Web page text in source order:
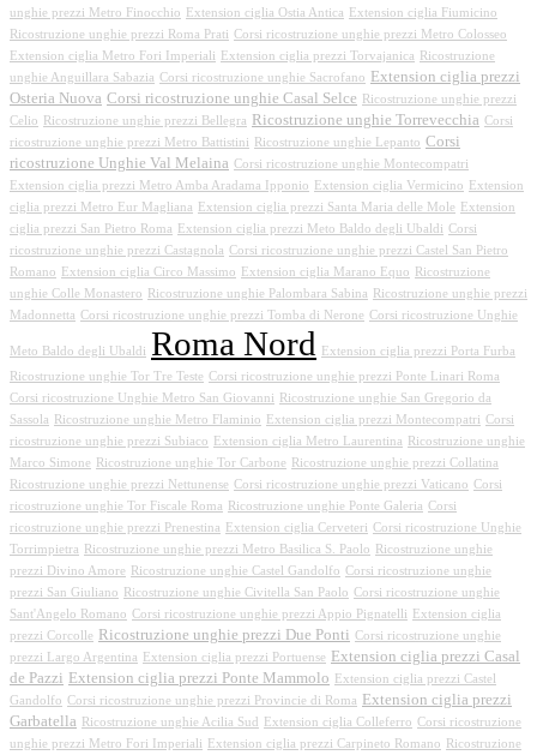
unghie prezzi Metro Finocchio
Extension ciglia Ostia Antica
Extension ciglia Fiumicino
Ricostruzione unghie prezzi Roma Prati Corsi ricostruzione unghie prezzi Metro Colosseo
Extension ciglia Metro Fori Imperiali
Extension ciglia prezzi Torvajanica
Ricostruzione
unghie Anguillara Sabazia Corsi ricostruzione unghie Sacrofano
Extension ciglia prezzi
Osteria Nuova Corsi ricostruzione unghie Casal Selce
Ricostruzione unghie prezzi
Celio
Ricostruzione unghie prezzi Bellegra Ricostruzione unghie Torrevecchia Corsi
ricostruzione unghie prezzi Metro Battistini
Ricostruzione unghie Lepanto Corsi
ricostruzione Unghie Val Melaina Corsi ricostruzione unghie Montecompatri
Extension ciglia prezzi Metro Amba Aradama Ipponio
Extension ciglia Vermicino
Extension
ciglia prezzi Metro Eur Magliana
Extension ciglia prezzi Santa Maria delle Mole
Extension
ciglia prezzi San Pietro Roma
Extension ciglia prezzi Meto Baldo degli Ubaldi Corsi
ricostruzione unghie prezzi Castagnola Corsi ricostruzione unghie prezzi Castel San Pietro
Romano
Extension ciglia Circo Massimo Extension ciglia Marano Equo
Ricostruzione
unghie Colle Monastero
Ricostruzione unghie Palombara Sabina
Ricostruzione unghie prezzi
Madonnetta Corsi ricostruzione unghie prezzi Tomba di Nerone Corsi ricostruzione Unghie
Meto Baldo degli Ubaldi Roma Nord
Extension ciglia prezzi Porta Furba
Ricostruzione unghie Tor Tre Teste Corsi ricostruzione unghie prezzi Ponte Linari Roma
Corsi ricostruzione Unghie Metro San Giovanni
Ricostruzione unghie San Gregorio da
Sassola
Ricostruzione unghie Metro Flaminio Extension ciglia prezzi Montecompatri Corsi
ricostruzione unghie prezzi Subiaco
Extension ciglia Metro Laurentina
Ricostruzione unghie
Marco Simone
Ricostruzione unghie Tor Carbone
Ricostruzione unghie prezzi Collatina
Ricostruzione unghie prezzi Nettunense Corsi ricostruzione unghie prezzi Vaticano Corsi
ricostruzione unghie Tor Fiscale Roma
Ricostruzione unghie Ponte Galeria Corsi
ricostruzione unghie prezzi Prenestina
Extension ciglia Cerveteri Corsi ricostruzione Unghie
Torrimpietra
Ricostruzione unghie prezzi Metro Basilica S. Paolo
Ricostruzione unghie
prezzi Divino Amore
Ricostruzione unghie Castel Gandolfo Corsi ricostruzione unghie
prezzi San Giuliano
Ricostruzione unghie Civitella San Paolo Corsi ricostruzione unghie
Sant'Angelo Romano Corsi ricostruzione unghie prezzi Appio Pignatelli
Extension ciglia
prezzi Corcolle
Ricostruzione unghie prezzi Due Ponti Corsi ricostruzione unghie
prezzi Largo Argentina
Extension ciglia prezzi Portuense
Extension ciglia prezzi Casal
de Pazzi Extension ciglia prezzi Ponte Mammolo
Extension ciglia prezzi Castel
Gandolfo Corsi ricostruzione unghie prezzi Provincie di Roma
Extension ciglia prezzi
Garbatella
Ricostruzione unghie Acilia Sud Extension ciglia Colleferro Corsi ricostruzione
unghie prezzi Metro Fori Imperiali
Extension ciglia prezzi Carpineto Romano
Ricostruzione